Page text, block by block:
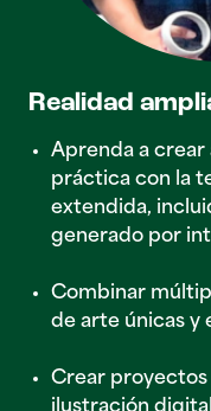
Realidad
Aprenda a crear
práctica con la
extendida,
generado por
Combinar
de arte únicas y
Crear proyectos